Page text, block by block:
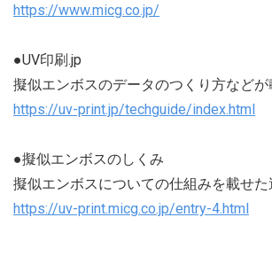
https://www.micg.co.jp/
●UV印刷.jp
擬似エンボスのデータのつくり方などが
https://uv-print.jp/techguide/index.html
●擬似エンボスのしくみ
擬似エンボスについての仕組みを載せた
https://uv-print.micg.co.jp/entry-4.html